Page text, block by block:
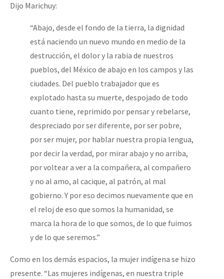
Dijo Marichuy:
“Abajo, desde el fondo de la tierra, la dignidad
está naciendo un nuevo mundo en medio de la
destrucción, el dolor y la rabia de nuestros
pueblos, del México de abajo en los campos y las
ciudades. Del pueblo trabajador que es
explotado hasta su muerte, despojado de todo
cuanto tiene, reprimido por pensar y rebelarse,
despreciado por ser diferente, por ser pobre,
por ser mujer, por hablar nuestra propia lengua,
por decir la verdad, por mirar abajo y no arriba,
por voltear a ver a la compañera, al compañero
y no al amo, al cacique, al patrón, al mal
gobierno. Y por eso decimos nuevamente que en
el reloj de eso que somos la humanidad, se
marca la hora de lo que somos, de lo que fuimos
y de lo que seremos.”
Como en los demás espacios, la mujer indígena se hizo
presente. “Las mujeres indígenas, en nuestra triple